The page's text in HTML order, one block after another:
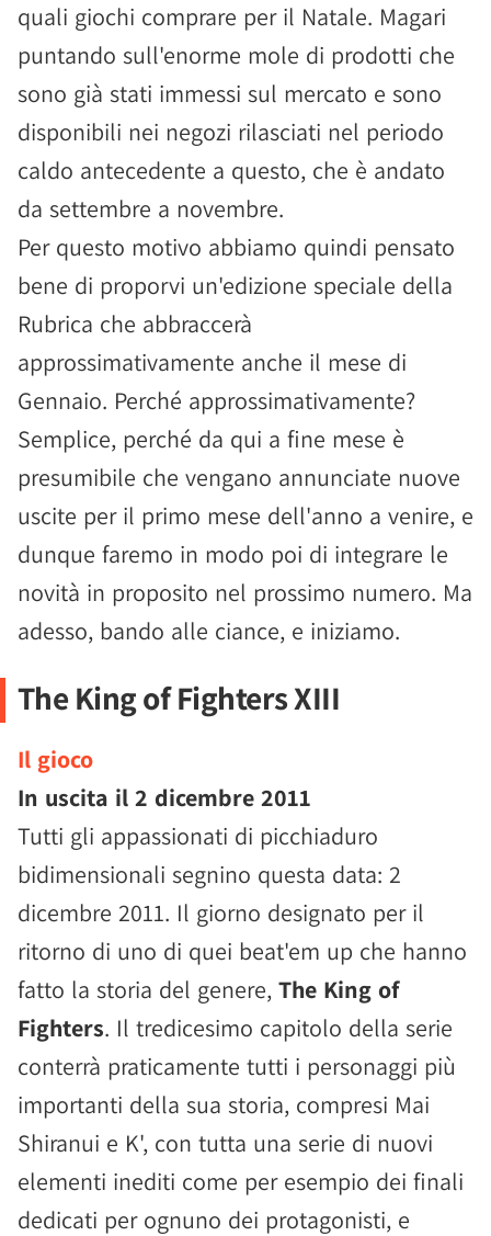
quali giochi comprare per il Natale. Magari
puntando sull'enorme mole di prodotti che
sono già stati immessi sul mercato e sono
disponibili nei negozi rilasciati nel periodo
caldo antecedente a questo, che è andato
da settembre a novembre.
Per questo motivo abbiamo quindi pensato
bene di proporvi un'edizione speciale della
Rubrica che abbraccerà
approssimativamente anche il mese di
Gennaio. Perché approssimativamente?
Semplice, perché da qui a fine mese è
presumibile che vengano annunciate nuove
uscite per il primo mese dell'anno a venire, e
dunque faremo in modo poi di integrare le
novità in proposito nel prossimo numero. Ma
adesso, bando alle ciance, e iniziamo.
The King of Fighters XIII
Il gioco
In uscita il 2 dicembre 2011
Tutti gli appassionati di picchiaduro
bidimensionali segnino questa data: 2
dicembre 2011. Il giorno designato per il
ritorno di uno di quei beat'em up che hanno
fatto la storia del genere, The King of
Fighters. Il tredicesimo capitolo della serie
conterrà praticamente tutti i personaggi più
importanti della sua storia, compresi Mai
Shiranui e K', con tutta una serie di nuovi
elementi inediti come per esempio dei finali
dedicati per ognuno dei protagonisti, e